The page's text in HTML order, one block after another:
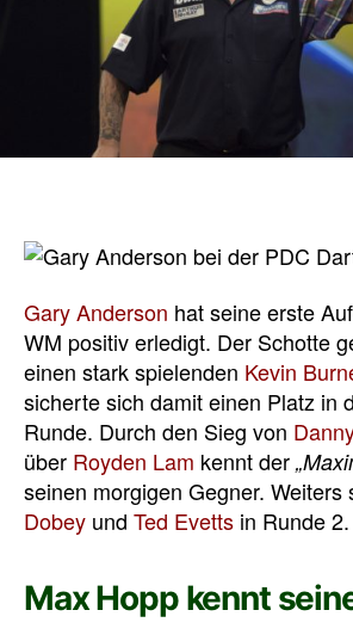
Gary Anderson hat seine erste
WM positiv erledigt. Der Schotte
einen stark spielenden Kevin
sicherte sich damit einen Platz in
Runde. Durch den Sieg von
über Royden Lam kennt der
seinen morgigen Gegner. Weiters
Dobey und Ted Evetts in Runde 2.
Max Hopp kennt